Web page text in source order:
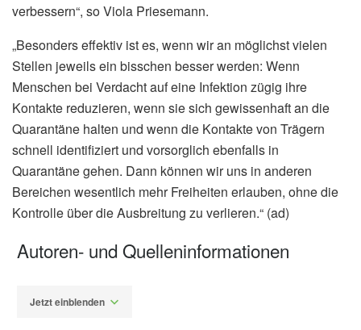
verbessern“, so Viola Priesemann.
„Besonders effektiv ist es, wenn wir an möglichst vielen
Stellen jeweils ein bisschen besser werden: Wenn
Menschen bei Verdacht auf eine Infektion zügig ihre
Kontakte reduzieren, wenn sie sich gewissenhaft an die
Quarantäne halten und wenn die Kontakte von Trägern
schnell identifiziert und vorsorglich ebenfalls in
Quarantäne gehen. Dann können wir uns in anderen
Bereichen wesentlich mehr Freiheiten erlauben, ohne die
Kontrolle über die Ausbreitung zu verlieren.“ (ad)
Autoren- und Quelleninformationen
Jetzt einblenden